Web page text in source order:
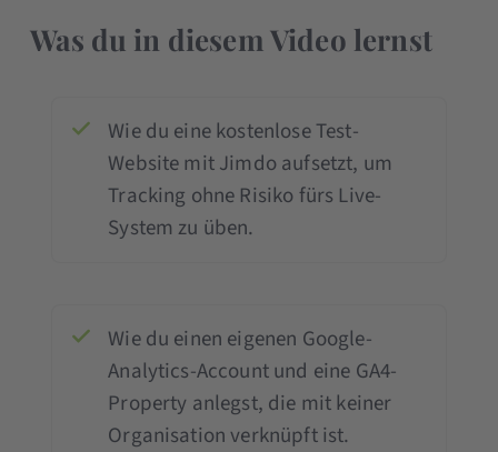
Was du in diesem Video lernst
Wie du eine kostenlose Test-
Website mit Jimdo aufsetzt, um
Tracking ohne Risiko fürs Live-
System zu üben.
Wie du einen eigenen Google-
Analytics-Account und eine GA4-
Property anlegst, die mit keiner
Organisation verknüpft ist.